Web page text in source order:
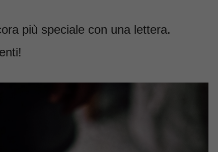
più speciale con una lettera.